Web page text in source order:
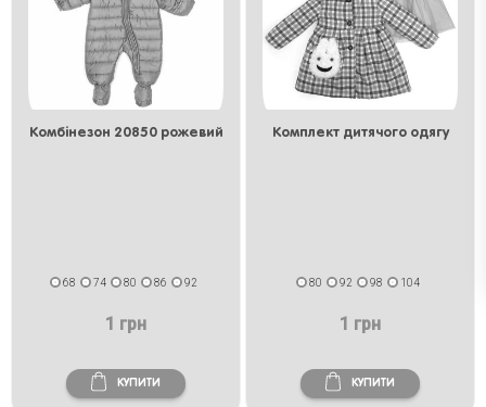
Комбінезон 20850 рожевий
68 74 80 86 92
1 грн
КУПИТИ
Комплект дитячого одягу
80 92 98 104
1 грн
КУПИТИ